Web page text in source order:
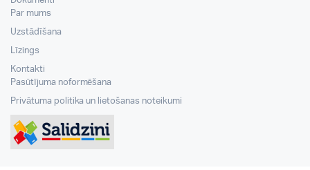
Par mums
Uzstādīšana
Līzings
Kontakti
Pasūtījuma noformēšana
Privātuma politika un lietošanas noteikumi